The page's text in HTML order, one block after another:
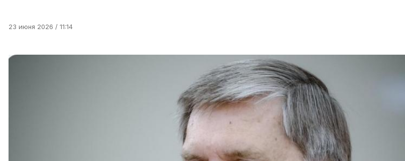
23 июня 2026 / 11:14